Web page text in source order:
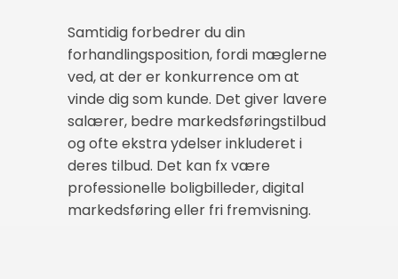
Samtidig forbedrer du din
forhandlingsposition, fordi mæglerne
ved, at der er konkurrence om at
vinde dig som kunde. Det giver lavere
salærer, bedre markedsføringstilbud
og ofte ekstra ydelser inkluderet i
deres tilbud. Det kan fx være
professionelle boligbilleder, digital
markedsføring eller fri fremvisning.